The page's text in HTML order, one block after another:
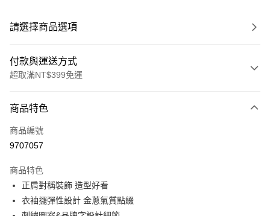
請選擇商品選項
付款與運送方式
超取滿NT$399免運
信用卡一次付款
信用卡分期付款
合作金庫商業銀行
華南商業銀行
上海商業儲蓄銀行
國泰世華商業銀行
LINE Pay
Apple Pay
商品特色
商品編號
9707057
商品特色
正肩對稱裝飾 造型好看
衣袖擺彈性設計 金蔥氣質點綴